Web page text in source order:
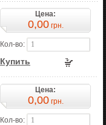
Цена:
0,00грн.
Кол-во:
Купить
Цена:
0,00грн.
Кол-во: